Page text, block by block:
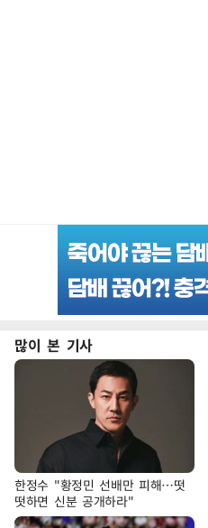
많이 본 기사
한정수 "황정민 선배만 피해…떳
떳하면 신분 공개하라"